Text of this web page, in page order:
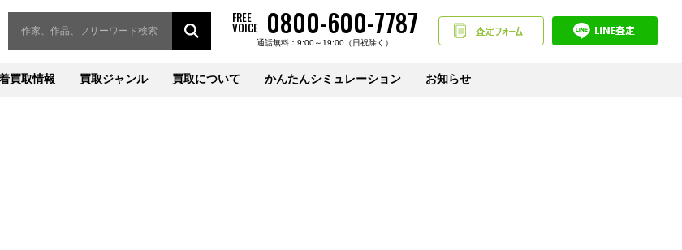
FREE
VOICE 0800-600-7787
通話無料：9:00～19:00（日祝除く）
買取情報 買取ジャンル 買取について かんたんシミュレーション お知らせ